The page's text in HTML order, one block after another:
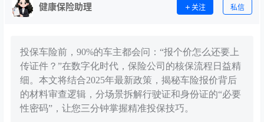
健康保险助理 关注 私信
投保车险前，90%的车主都会问：“报个价怎么还要上
传证件？”在数字化时代，保险公司的核保流程日益精
细。本文将结合2025年最新政策，揭秘车险报价背后
的材料审查逻辑，分场景拆解行驶证和身份证的“必要
性密码”，让您三分钟掌握精准投保技巧。